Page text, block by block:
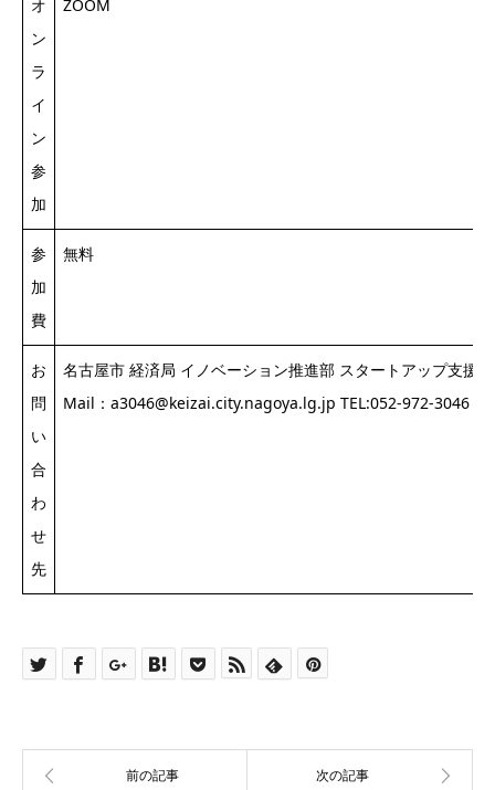
オ
ン
ラ
イ
ン
参
加
ZOOM
参
加
費
無料
お
問
い
合
わ
せ
先
名古屋市 経済局 イノベーション推進部 スタートアップ支援課
Mail：a3046@keizai.city.nagoya.lg.jp TEL:052-972-3046